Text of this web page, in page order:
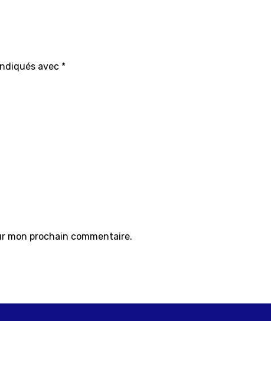
avec *
mon prochain commentaire.